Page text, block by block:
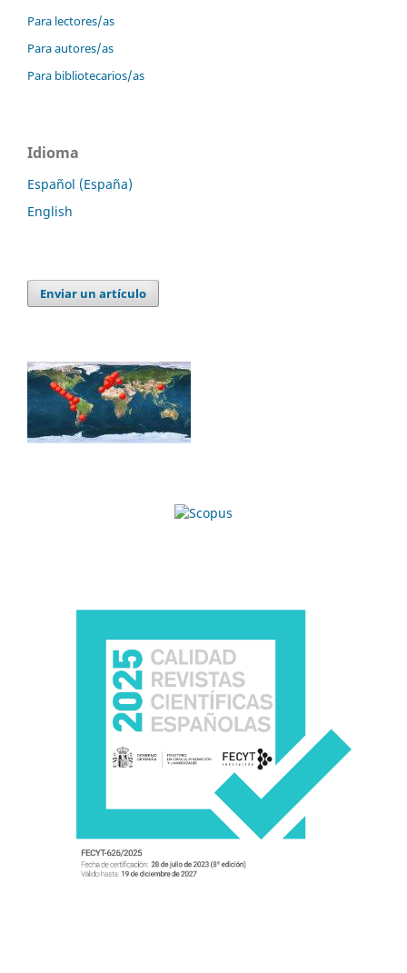
Para lectores/as
Para autores/as
Para bibliotecarios/as
Idioma
Español (España)
English
Enviar un artículo